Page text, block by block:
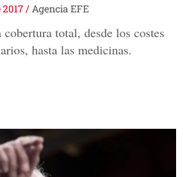
/Agencia EFE
total, desde los costes
hasta las medicinas.